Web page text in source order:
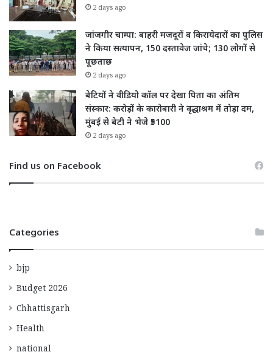
2 days ago
जांजगीर चाम्पा: बाहरी मजदूरों व किरायेदारों का पुलिस
ने किया सत्यापन, 150 दस्तावेज जांचे; 130 लोगों से
पूछताछ
2 days ago
बेटियों ने वीडियो कॉल पर देखा पिता का अंतिम
संस्कार: करोड़ों के कारोबारी ने वृद्धाश्रम में तोड़ा दम,
मुंबई से बेटी ने भेजे ₹5100
2 days ago
Find us on Facebook
Categories
bjp
Budget 2026
Chhattisgarh
Health
national